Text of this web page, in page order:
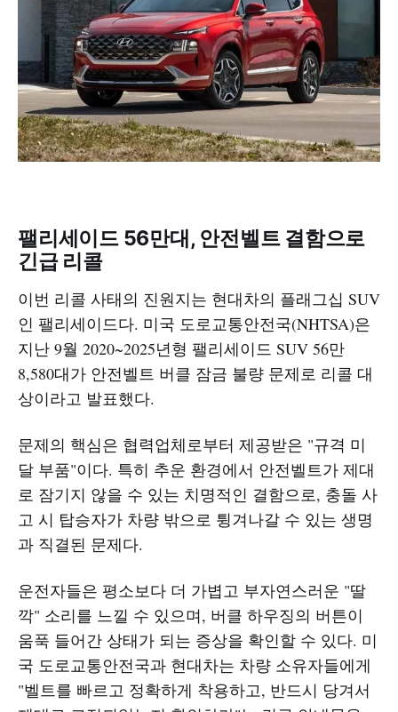
팰리세이드 56만대, 안전벨트 결함으로
긴급 리콜
이번 리콜 사태의 진원지는 현대차의 플래그십 SUV
인 팰리세이드다. 미국 도로교통안전국(NHTSA)은
지난 9월 2020~2025년형 팰리세이드 SUV 56만
8,580대가 안전벨트 버클 잠금 불량 문제로 리콜 대
상이라고 발표했다.
문제의 핵심은 협력업체로부터 제공받은 "규격 미
달 부품"이다. 특히 추운 환경에서 안전벨트가 제대
로 잠기지 않을 수 있는 치명적인 결함으로, 충돌 사
고 시 탑승자가 차량 밖으로 튕겨나갈 수 있는 생명
과 직결된 문제다.
운전자들은 평소보다 더 가볍고 부자연스러운 "딸
깍" 소리를 느낄 수 있으며, 버클 하우징의 버튼이
움푹 들어간 상태가 되는 증상을 확인할 수 있다. 미
국 도로교통안전국과 현대차는 차량 소유자들에게
"벨트를 빠르고 정확하게 착용하고, 반드시 당겨서